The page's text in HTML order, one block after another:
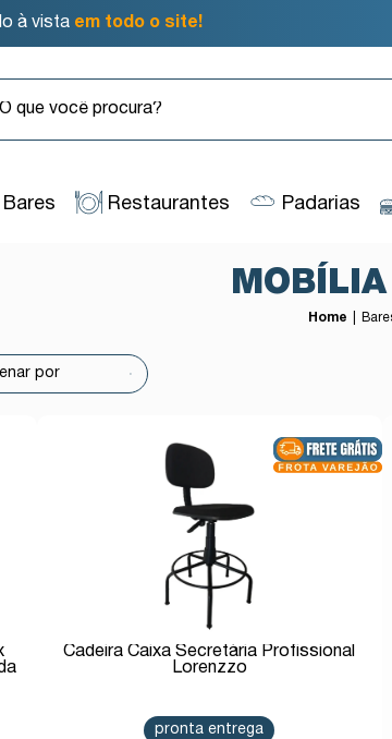
à vista em todo o site!
Bares Restaurantes Padarias
Home
Cadeira Caixa Secretária Profissional
Lorenzzo
pronta entrega